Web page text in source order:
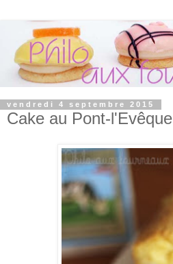
vendredi 4 septembre 2015
Cake au Pont-l'Evêque